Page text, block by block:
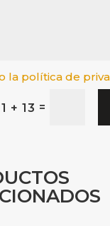
la política de
1 + 13 =